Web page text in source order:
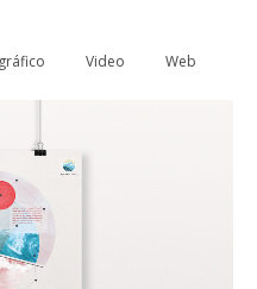
Video Web